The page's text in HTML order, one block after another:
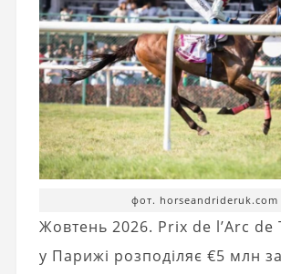
фот. horseandrideruk.com
Жовтень 2026. Prix de l’Arc
у Парижі розподіляє €5 млн